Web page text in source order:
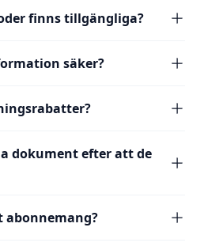
finns tillgängliga?
säker?
dokument efter att de